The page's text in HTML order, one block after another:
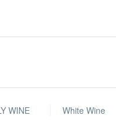
WINE White Wine